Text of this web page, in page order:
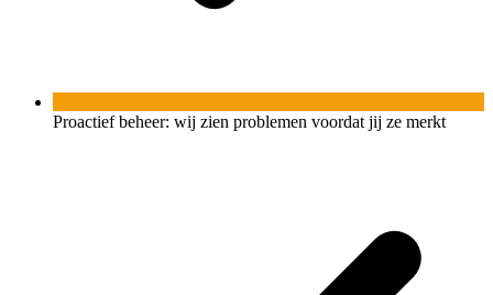
Proactief beheer: wij zien problemen voordat jij ze merkt